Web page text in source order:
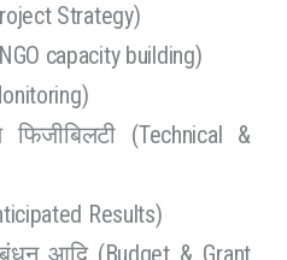
Strategy)
capacity building)
फिजीबिलटी (Technical &
Results)
आदि (Budget & Grant